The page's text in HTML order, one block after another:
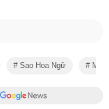
Sao Hoa Ngữ Mỹ